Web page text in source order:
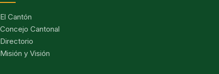
El Cantón
Concejo Cantonal
Directorio
Misión y Visión